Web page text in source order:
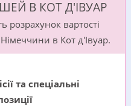
В КОТ Д'ІВУАР
розрахунок вартості
в Кот д'Івуар.
та спеціальні